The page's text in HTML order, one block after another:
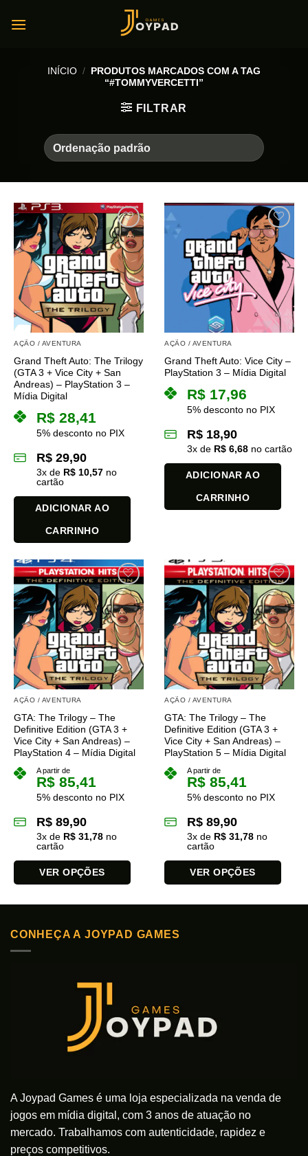
INÍCIO / PRODUTOS MARCADOS COM A TAG
“#TOMMYVERCETTI”
FILTRAR
AÇÃO / AVENTURA
Grand Theft Auto: The Trilogy
(GTA 3 + Vice City + San
Andreas) – PlayStation 3 –
Mídia Digital
R$ 28,41
5% desconto no PIX
R$ 29,90
3x de R$ 10,57 no
cartão
ADICIONAR AO
CARRINHO
AÇÃO / AVENTURA
Grand Theft Auto: Vice City –
PlayStation 3 – Mídia Digital
R$ 17,96
5% desconto no PIX
R$ 18,90
3x de R$ 6,68 no cartão
ADICIONAR AO
CARRINHO
AÇÃO / AVENTURA
GTA: The Trilogy – The
Definitive Edition (GTA 3 +
Vice City + San Andreas) –
PlayStation 4 – Mídia Digital
A partir de
R$ 85,41
5% desconto no PIX
R$ 89,90
3x de R$ 31,78 no
cartão
VER OPÇÕES
produto
várias
variantes.
AÇÃO / AVENTURA
GTA: The Trilogy – The
Definitive Edition (GTA 3 +
Vice City + San Andreas) –
PlayStation 5 – Mídia Digital
A partir de
R$ 85,41
5% desconto no PIX
R$ 89,90
3x de R$ 31,78 no
cartão
VER OPÇÕES
produto
várias
ser
escolhidas
na
CONHEÇA A JOYPAD GAMES
A Joypad Games é uma loja especializada na venda de
jogos em mídia digital, com 3 anos de atuação no
mercado. Trabalhamos com autenticidade, rapidez e
preços competitivos.